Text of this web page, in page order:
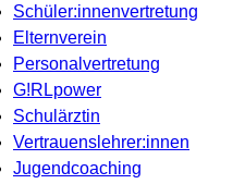
Schüler:innenvertretung
Elternverein
Personalvertretung
G!RLpower
Schulärztin
Vertrauenslehrer:innen
Jugendcoaching